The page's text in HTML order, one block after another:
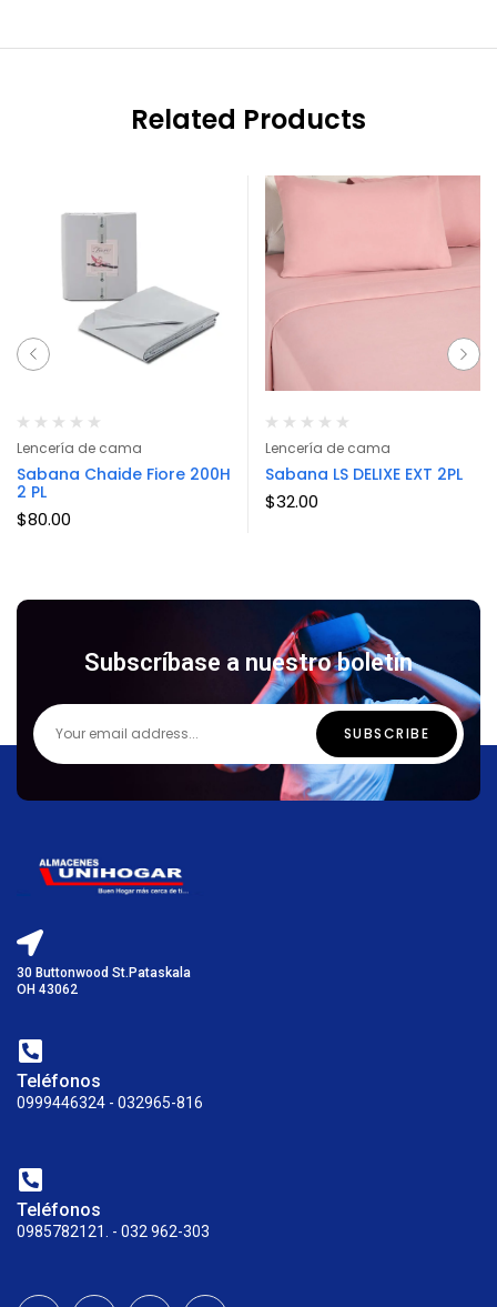
Related Products
Lencería de cama
Sabana Chaide Fiore 200H
2 PL
$80.00
Lencería de cama
Sabana LS DELIXE EXT 2PL
$32.00
Subscríbase a nuestro boletín
30 Buttonwood St.Pataskala
OH 43062
Teléfonos
0999446324 - 032965-816
Teléfonos
0985782121. - 032 962-303